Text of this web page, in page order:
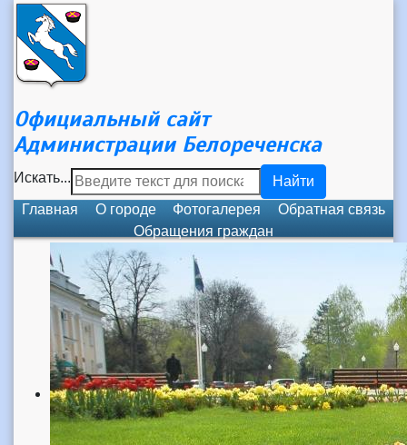
Официальный сайт
Администрации Белореченска
Искать...
Найти
Главная
О городе Фотогалерея
Обратная связь
Обращения граждан